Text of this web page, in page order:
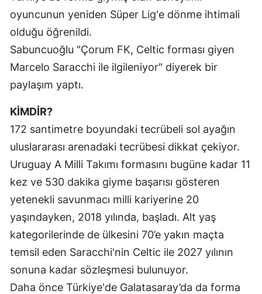
İstanbul
Kars
Kırklareli
Kırşehir
Kocaeli
Konya
Kütahya
Malatya
Manisa
oyuncunun yeniden Süper Lig'e dönme ihtimali
olduğu öğrenildi.
Sabuncuoğlu "Çorum FK, Celtic forması giyen
Marcelo Saracchi ile ilgileniyor" diyerek bir
paylaşım yaptı.
KİMDİR?
172 santimetre boyundaki tecrübeli sol ayağın
uluslararası arenadaki tecrübesi dikkat çekiyor.
Uruguay A Milli Takımı formasını bugüne kadar 11
kez ve 530 dakika giyme başarısı gösteren
yetenekli savunmacı milli kariyerine 20
yaşındayken, 2018 yılında, başladı. Alt yaş
kategorilerinde de ülkesini 70’e yakın maçta
temsil eden Saracchi'nin Celtic ile 2027 yılının
sonuna kadar sözleşmesi bulunuyor.
Daha önce Türkiye'de Galatasaray’da da forma